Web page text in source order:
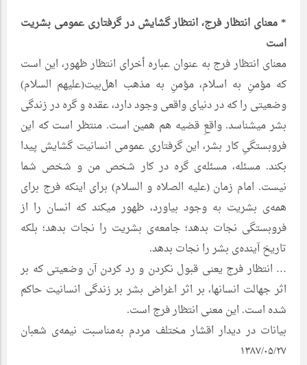
* معنای انتظار فرج، انتظار گشایش در گرفتاری عمومی بشریت
است
معنای انتظار فرج به عنوان عباره أخرای انتظار ظهور، این است
که مؤمنِ به اسلام، مؤمنِ به مذهب اهل‌بیت(علیهم السلام)
وضعیتی را که در دنیای واقعی وجود دارد، عقده و گره در زندگی
بشر میشناسد. واقعِ قضیه هم همین است. منتظر است که این
فروبستگىِ کار بشر، این گرفتاری عمومی انسانیت گشایش پیدا
بکند. مسئله، مسئله‌ی گره در کار شخص من و شخص شما
نیست. امام زمان (علیه الصلاه و السلام) برای اینکه فرج برای
همه‌ی بشریت به وجود بیاورد، ظهور میکند که انسان را از
فروبستگی نجات بدهد؛ جامعه‌ی بشریت را نجات بدهد؛ بلکه
تاریخ آینده‌ی بشر را نجات بدهد.
… انتظار فرج یعنی قبول نکردن و رد کردن آن وضعیتی که بر
اثر جهالت انسانها، بر اثر اغراض بشر بر زندگی انسانیت حاکم
شده است. این معنی انتظار فرج است.
بیانات در دیدار اقشار مختلف مردم به‌مناسبت نیمه‌ی شعبان
۱۳۸۷/۰۵/۲۷